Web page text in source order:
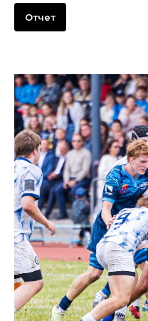
Отчет